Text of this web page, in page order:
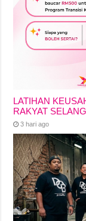
LATIHAN
RAKYAT
3 hari ago